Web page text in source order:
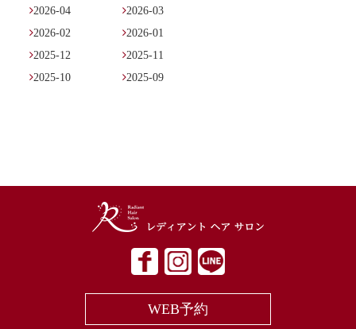
2026-04 2026-03
2026-02 2026-01
2025-12 2025-11
2025-10 2025-09
WEB予約